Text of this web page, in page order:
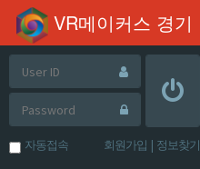
mysql-wrapper(24.03.21)
VR메이커스 경기
자동접속 회원가입 | 정보찾기